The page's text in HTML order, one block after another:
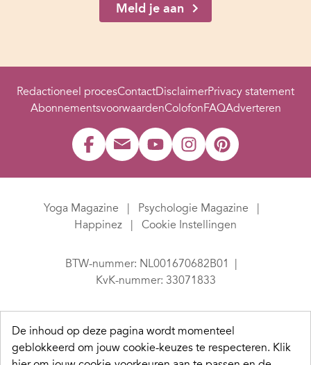
Meld je aan
Redactioneel procesContactDisclaimerPrivacy statement
AbonnementsvoorwaardenColofonFAQAdverteren
Yoga Magazine
Psychologie Magazine
Happinez
Cookie Instellingen
BTW-nummer: NL001670682B01
KvK-nummer: 33071833
De inhoud op deze pagina wordt momenteel
geblokkeerd om jouw cookie-keuzes te respecteren. Klik